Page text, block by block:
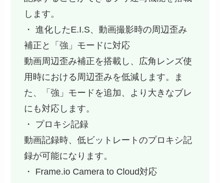
します。
・ 進化したE.I.S、動画撮影時の周辺歪み
補正と「強」モードに対応
動画周辺歪み補正を搭載し、広角レンズ使
用時における周辺歪みを低減します。ま
た、「強」モードを追加、より大きなブレ
にも対応します。
・ プロキシ記録
動画記録時、低ビットレートのプロキシ記
録が可能になります。
・ Frame.io Camera to Cloud対応